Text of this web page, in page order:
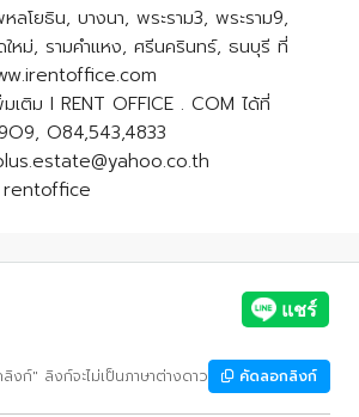
ลโยธิน, บางนา, พระราม3, พระราม9,
หม่, รามคำแหง, ศรีนครินทร์, ธนบุรี ที่
เติม I RENT OFFICE . COM ได้ที่
O84,543,4833
rentoffice
ก์" ลิงก์จะไม่เป็นภาษาต่างดาว คัดลอกลิงก์